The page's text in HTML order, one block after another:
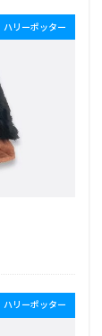
ハリーポッター
ハリーポッター